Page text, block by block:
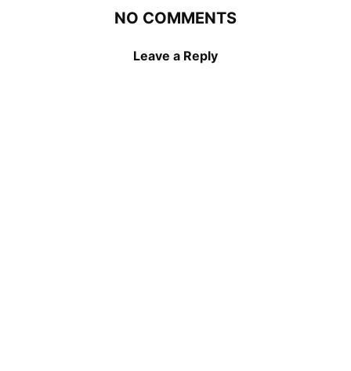
NO COMMENTS
Leave a Reply